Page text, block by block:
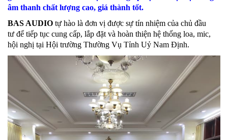
âm thanh chất lượng cao, giá thành tốt.
BAS AUDIO tự hào là đơn vị được sự tín nhiệm của chủ đầu
tư để tiếp tục cung cấp, lắp đặt và hoàn thiện hệ thống loa, mic,
hội nghị tại Hội trường Thường Vụ Tỉnh Uỷ Nam Định.